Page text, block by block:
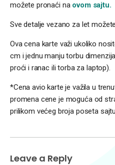
možete pronaći na ovom sajtu.
Sve detalje vezano za let
Ova cena karte važi ukoliko
cm i jednu manju torbu
proći i ranac ili torba za laptop).
*Cena avio karte je važila u
promena cene je moguća od
prilikom većeg broja poseta
Leave a Reply